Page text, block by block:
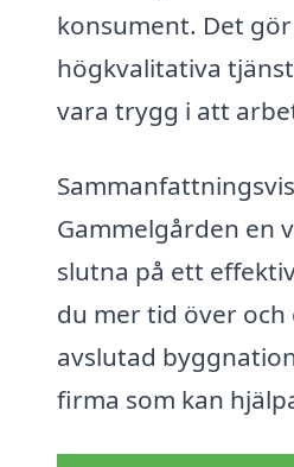
konsument. Det
högkvalitativa
vara trygg i att
Gammelgården en
slutna på ett
du mer tid över
avslutad
firma som kan